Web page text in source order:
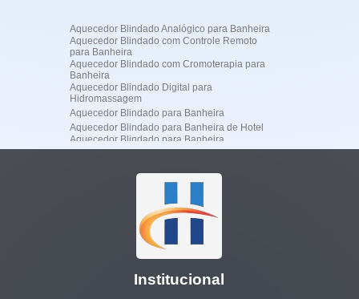
Aquecedor Blindado Analógico para Banheira
Aquecedor Blindado com Controle Remoto
para Banheira
Aquecedor Blindado com Cromoterapia para
Banheira
Aquecedor Blindado Digital para
Hidromassagem
Aquecedor Blindado para Banheira
Aquecedor Blindado para Banheira de Hotel
Aquecedor Blindado para Banheira
Profissional
Residencial de Luxo
Aquecedor Blindado para SPA
Aquecedor de Água para Jacuzzi
Aquecedor de Jacuzzi
Aquecedor Digital para Banheira de
Hidromassagem
Aquecedor Elétrico para Banheira
Institucional